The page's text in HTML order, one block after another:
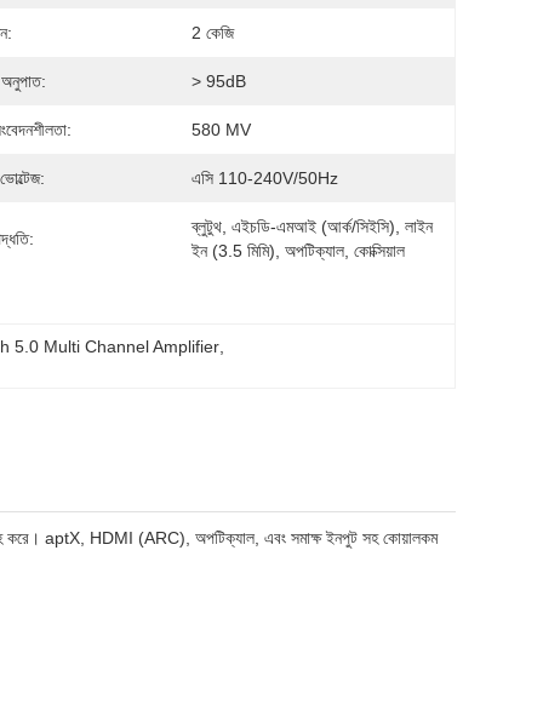
2 কেজি
> 95dB
580 MV
এসি 110-240V/50Hz
ব্লুটুথ, এইচডি-এমআই (আর্ক/সিইসি), লাইন
ইন (3.5 মিমি), অপটিক্যাল, কোক্সিয়াল
5.0 Multi Channel Amplifier
করে। aptX, HDMI (ARC), অপটিক্যাল, এবং সমাক্ষ ইনপুট সহ কোয়ালকম